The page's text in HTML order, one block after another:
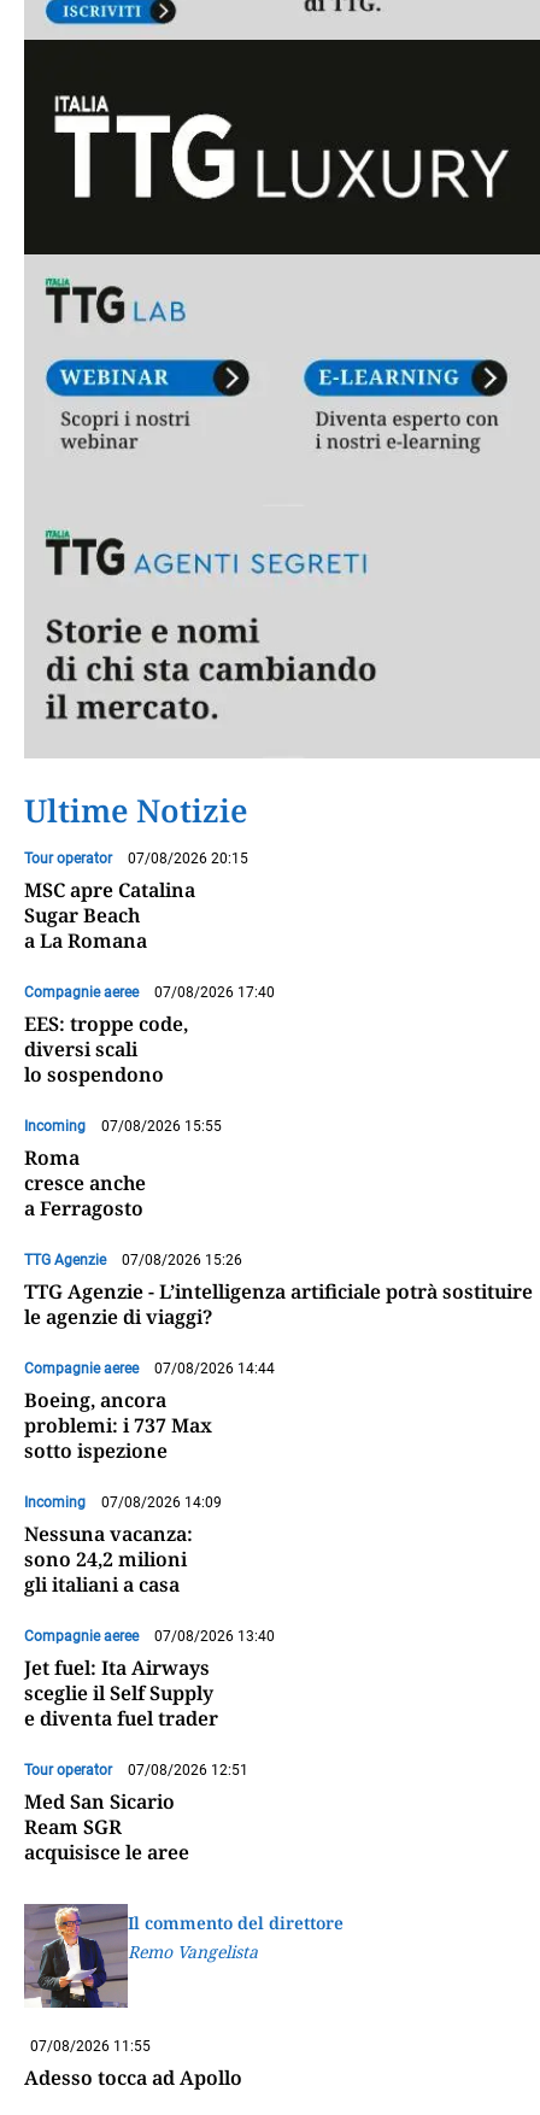
Ultime Notizie
Tour operator 07/08/2026 20:15
MSC apre Catalina
Sugar Beach
a La Romana
Compagnie aeree 07/08/2026 17:40
EES: troppe code,
diversi scali
lo sospendono
Incoming 07/08/2026 15:55
Roma
cresce anche
a Ferragosto
TTG Agenzie 07/08/2026 15:26
TTG Agenzie - L’intelligenza artificiale potrà sostituire
le agenzie di viaggi?
Compagnie aeree 07/08/2026 14:44
Boeing, ancora
problemi: i 737 Max
sotto ispezione
Incoming 07/08/2026 14:09
Nessuna vacanza:
sono 24,2 milioni
gli italiani a casa
Compagnie aeree 07/08/2026 13:40
Jet fuel: Ita Airways
sceglie il Self Supply
e diventa fuel trader
Tour operator 07/08/2026 12:51
Med San Sicario
Ream SGR
acquisisce le aree
Il commento del direttore
Remo Vangelista
07/08/2026 11:55
Adesso tocca ad Apollo